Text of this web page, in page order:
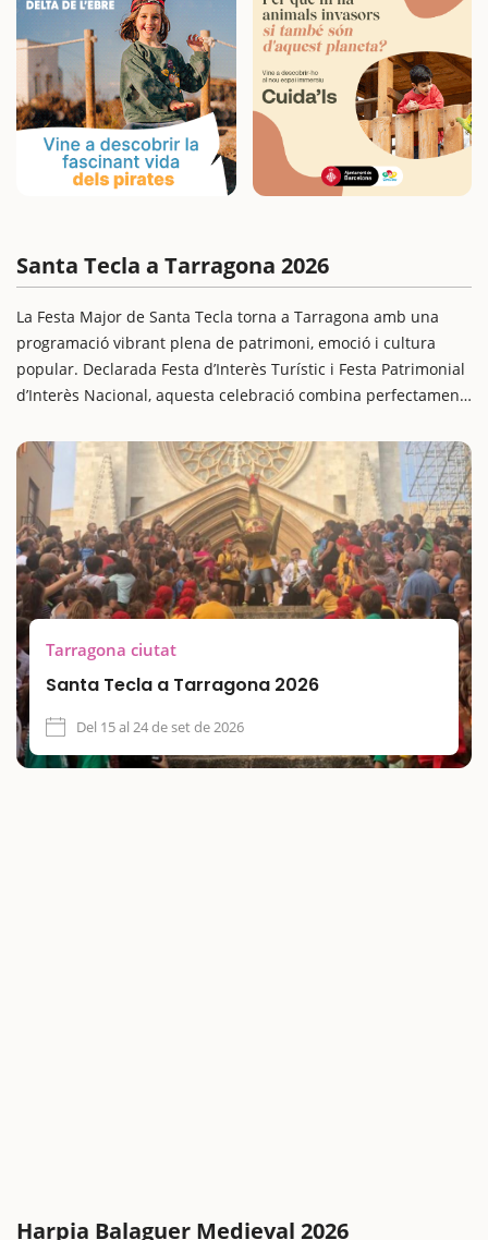
Santa Tecla a Tarragona 2026
La Festa Major de Santa Tecla torna a Tarragona amb una
programació vibrant plena de patrimoni, emoció i cultura
popular. Declarada Festa d’Interès Turístic i Festa Patrimonial
d’Interès Nacional, aquesta celebració combina perfectament
Amb processons, castells, cercaviles, espectacles i
gastronomia local, Santa Tecla és una cita ideal per a famílies
que busquin una escapada cultural i festiva a la costa
catalana. Un festival familiar amb segles d’història que
converteix Tarragona en un escenari viu de tradicions i
identitat.
Tarragona ciutat
Santa Tecla a Tarragona 2026
Del 15 al 24 de set de 2026
Harpia Balaguer Medieval 2026